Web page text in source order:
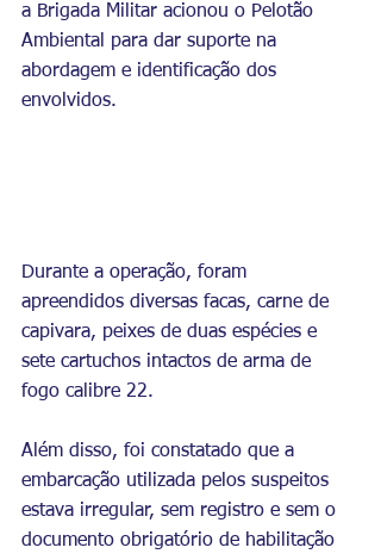
a Brigada Militar acionou o Pelotão
Ambiental para dar suporte na
abordagem e identificação dos
envolvidos.
Durante a operação, foram
apreendidos diversas facas, carne de
capivara, peixes de duas espécies e
sete cartuchos intactos de arma de
fogo calibre 22.
Além disso, foi constatado que a
embarcação utilizada pelos suspeitos
estava irregular, sem registro e sem o
documento obrigatório de habilitação